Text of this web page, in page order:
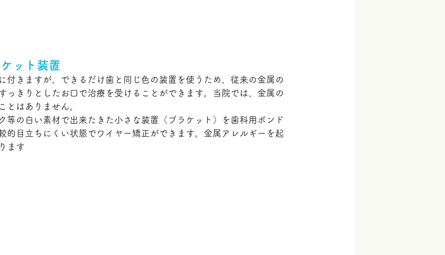
ット装置
付きますが、できるだけ歯と同じ色の装置を使うため、従来の金属の
っきりとしたお口で治療を受けることができます。当院では、金属の
とはありません。
等の白い素材で出来たきた小さな装置（ブラケット）を歯科用ボンド
的目立ちにくい状態でワイヤー矯正ができます。金属アレルギーを起
ます